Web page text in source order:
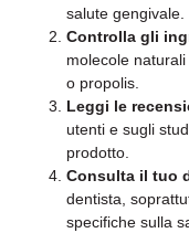
salute gengivale.
Controlla gli
molecole
o propolis.
Leggi le
utenti e sugli
prodotto.
Consulta il tuo
dentista,
specifiche sulla